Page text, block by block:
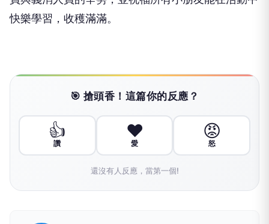
快樂學習，收穫滿滿。
🎯 搶頭香！這篇你的反應？
👍
讚
❤️
愛
😡
怒
還沒有人反應，當第一個!